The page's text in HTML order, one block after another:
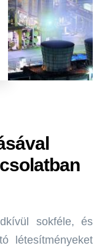
sokféle, és
létesítményeket